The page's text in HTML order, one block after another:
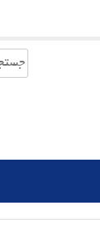
جستجو
برای: